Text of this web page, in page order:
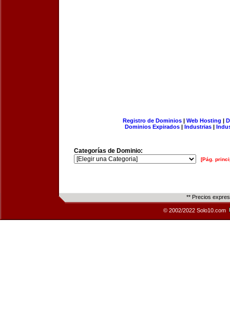
Registro de Dominios| Web Hosting |
Dominios Expirados | Industrias |
Categorías de Dominio:
[Pág.
** Precios
© 2002/2022 Solo10.com